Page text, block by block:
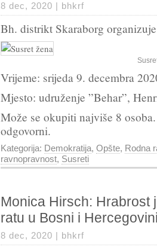
8 dec, 2020 | bhkrf
Bh. distrikt Skaraborg
Vrijeme: srijeda 9. decembra
Mjesto: udruženje ”Behar”,
Može se okupiti najviše 8
odgovorni.
Kategorija: Demokratija, Opšte, Rodna
ravnopravnost, Susreti
Monica Hirsch: Hrabrost
ratu u Bosni i
8 dec, 2020 | bhkrf